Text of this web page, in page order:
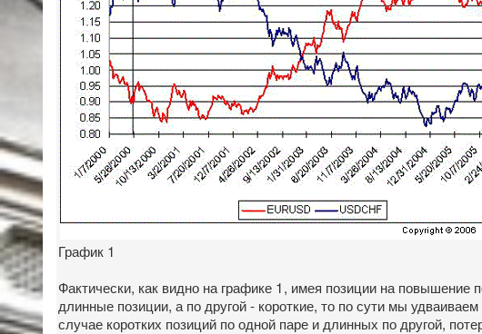
График 1
Фактически, как видно на графике 1, имея позиции на
длинные позиции, а по другой - короткие, то по сути мы
случае коротких позиций по одной паре и длинных по другой,